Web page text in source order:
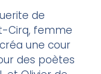
de
Cirq, femme
une cour
des poètes